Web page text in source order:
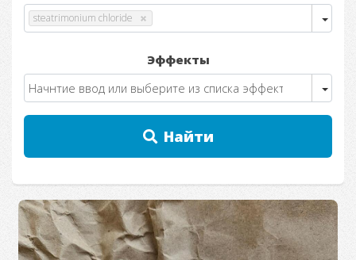
steatrimonium chloride
Эффекты
Найти